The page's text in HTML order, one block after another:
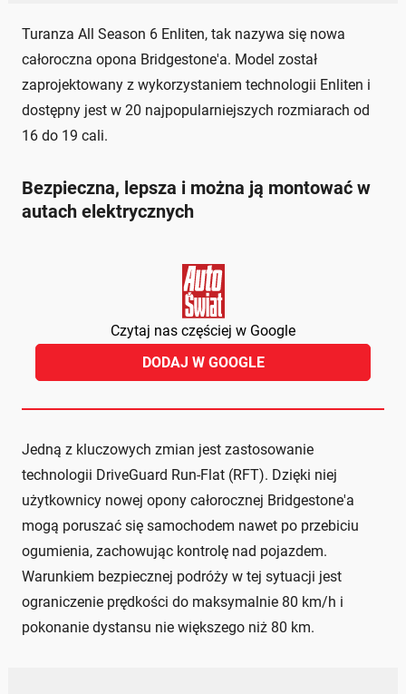
Turanza All Season 6 Enliten, tak nazywa się nowa
całoroczna opona Bridgestone'a. Model został
zaprojektowany z wykorzystaniem technologii Enliten i
dostępny jest w 20 najpopularniejszych rozmiarach od
16 do 19 cali.
Bezpieczna, lepsza i można ją montować w
autach elektrycznych
Czytaj nas częściej w Google
DODAJ W GOOGLE
Jedną z kluczowych zmian jest zastosowanie
technologii DriveGuard Run-Flat (RFT). Dzięki niej
użytkownicy nowej opony całorocznej Bridgestone'a
mogą poruszać się samochodem nawet po przebiciu
ogumienia, zachowując kontrolę nad pojazdem.
Warunkiem bezpiecznej podróży w tej sytuacji jest
ograniczenie prędkości do maksymalnie 80 km/h i
pokonanie dystansu nie większego niż 80 km.